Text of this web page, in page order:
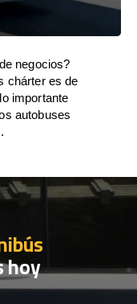
negocios?
chárter es de
importante
autobuses
hoy